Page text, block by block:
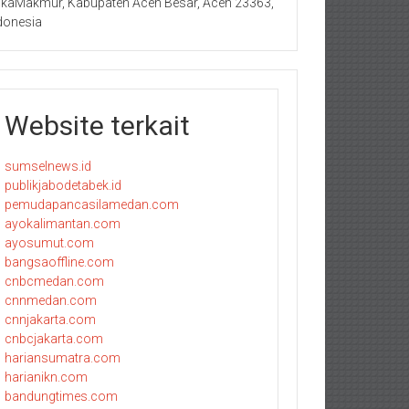
Website terkait
sumselnews.id
publikjabodetabek.id
pemudapancasilamedan.com
ayokalimantan.com
ayosumut.com
bangsaoffline.com
cnbcmedan.com
cnnmedan.com
cnnjakarta.com
cnbcjakarta.com
hariansumatra.com
harianikn.com
bandungtimes.com